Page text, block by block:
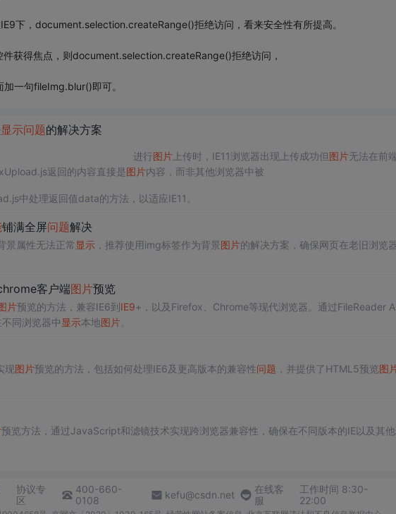
下，document.selection.createRange()拒绝访问，看来安全性有所提高。
获得焦点，则document.selection.createRange()拒绝访问，
一句fileImg.blur()即可。
显示问题的解决方案
进行图片上传时，IE11浏览器出现上传成功但图片无法在前
返回的内容直接是图片内容，而非其他浏览器中被
中处理返回值data的方法，以适应IE11。
铺满全屏问题解决
景属性无法正常 显示，推荐使用img标签作为背景 图片的解决方案，确保网页在老旧浏览
客户端图片预览
片预览的方法，兼容IE6到IE9+，以及Firefox、Chrome等现代浏览器。通过FileReader
同浏览器中 显示本地图片。
现图片预览的方法，包括如何处理IE6及更高版本的兼容性问题 ，并提供了HTML5预览图
预览方法，通过JavaScript和滤镜技术实现跨浏览器兼容性，确保在不同版本的IE以及其
协议专
区
400-660-
0108
kefu@csdn.net
在线客
服
工作时间 8:30-
22:00